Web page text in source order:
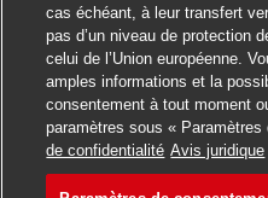
cas échéant, à leur transfert
pas d’un niveau de protection
celui de l’Union européenne.
amples informations et la
consentement à tout moment
paramètres sous «
de confidentialité Avis juridique